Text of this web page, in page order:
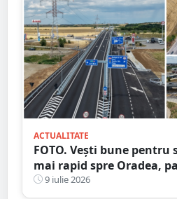
ACTUALITATE
FOTO. Vești bune
mai rapid spre Oradea,
9 iulie 2026